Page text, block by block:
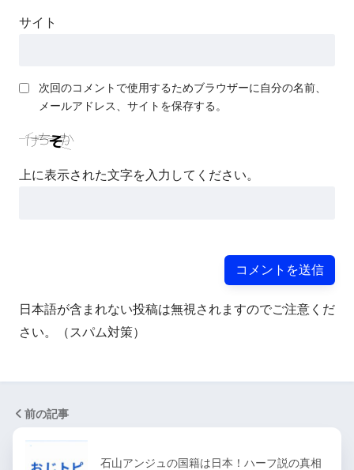
サイト
次回のコメントで使用するためブラウザーに自分の名前、
メールアドレス、サイトを保存する。
上に表示された文字を入力してください。
日本語が含まれない投稿は無視されますのでご注意くだ
さい。（スパム対策）
前の記事
石山アンジュの国籍は日本！ハーフ説の真相